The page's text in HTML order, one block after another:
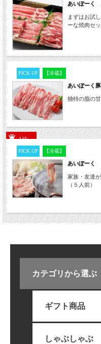
あいぽーく
まずはお試
ーな焼肉セ
PICK UP 【冷蔵】
あいぽーく
独特の脂の
1位
PICK UP 【冷蔵】
あいぽーく
家族・友達
（５人前）
カテゴリから選ぶ
ギフト商品
しゃぶしゃぶ